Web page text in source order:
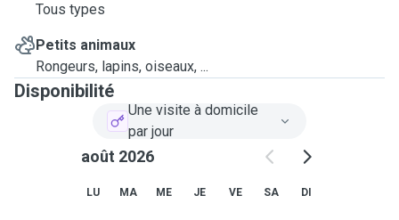
Tous types
Petits animaux
Rongeurs, lapins, oiseaux, ...
Disponibilité
Une visite à domicile
par jour
août 2026
LU MA ME JE VE SA DI